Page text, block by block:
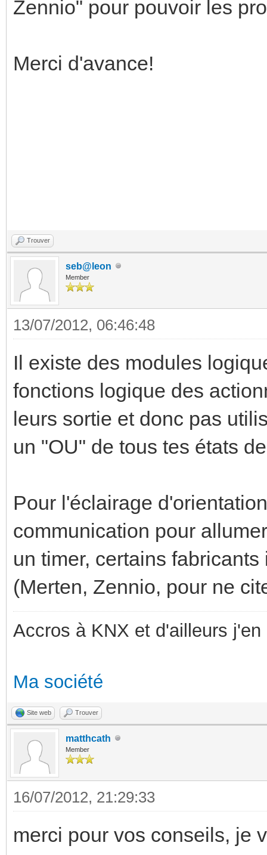
Zennio" pour pouvoir les
Merci d'avance!
Trouver
seb@leon
Member
13/07/2012, 06:46:48
Il existe des modules
fonctions logique des
leurs sortie et donc pas
un "OU" de tous tes états
Pour l'éclairage
communication pour
un timer, certains
(Merten, Zennio, pour ne
Accros à KNX et d'ailleurs
Ma société
Site web Trouver
matthcath
Member
16/07/2012, 21:29:33
merci pour vos conseils, je